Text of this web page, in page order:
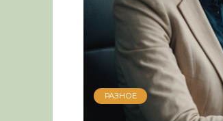
РАЗНОЕ